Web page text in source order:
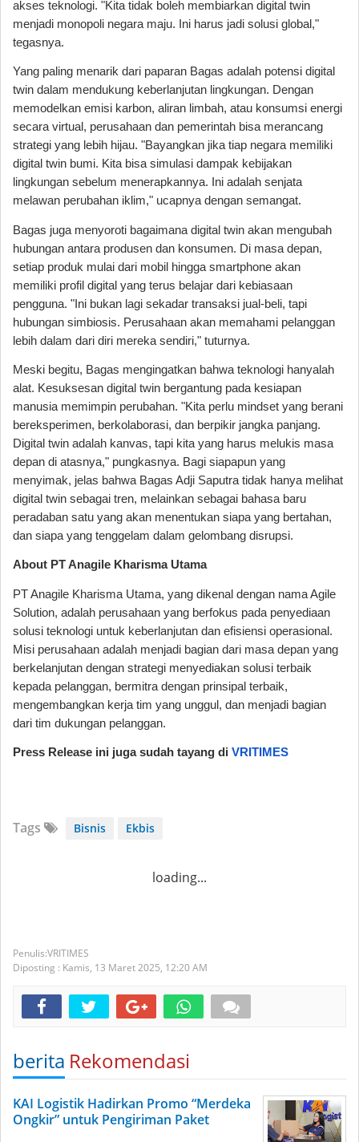
akses teknologi. "Kita tidak boleh membiarkan digital twin
menjadi monopoli negara maju. Ini harus jadi solusi global,"
tegasnya.
Yang paling menarik dari paparan Bagas adalah potensi digital
twin dalam mendukung keberlanjutan lingkungan. Dengan
memodelkan emisi karbon, aliran limbah, atau konsumsi energi
secara virtual, perusahaan dan pemerintah bisa merancang
strategi yang lebih hijau. "Bayangkan jika tiap negara memiliki
digital twin bumi. Kita bisa simulasi dampak kebijakan
lingkungan sebelum menerapkannya. Ini adalah senjata
melawan perubahan iklim," ucapnya dengan semangat.
Bagas juga menyoroti bagaimana digital twin akan mengubah
hubungan antara produsen dan konsumen. Di masa depan,
setiap produk mulai dari mobil hingga smartphone akan
memiliki profil digital yang terus belajar dari kebiasaan
pengguna. "Ini bukan lagi sekadar transaksi jual-beli, tapi
hubungan simbiosis. Perusahaan akan memahami pelanggan
lebih dalam dari diri mereka sendiri," tuturnya.
Meski begitu, Bagas mengingatkan bahwa teknologi hanyalah
alat. Kesuksesan digital twin bergantung pada kesiapan
manusia memimpin perubahan. "Kita perlu mindset yang berani
bereksperimen, berkolaborasi, dan berpikir jangka panjang.
Digital twin adalah kanvas, tapi kita yang harus melukis masa
depan di atasnya," pungkasnya. Bagi siapapun yang
menyimak, jelas bahwa Bagas Adji Saputra tidak hanya melihat
digital twin sebagai tren, melainkan sebagai bahasa baru
peradaban satu yang akan menentukan siapa yang bertahan,
dan siapa yang tenggelam dalam gelombang disrupsi.
About PT Anagile Kharisma Utama
PT Anagile Kharisma Utama, yang dikenal dengan nama Agile
Solution, adalah perusahaan yang berfokus pada penyediaan
solusi teknologi untuk keberlanjutan dan efisiensi operasional.
Misi perusahaan adalah menjadi bagian dari masa depan yang
berkelanjutan dengan strategi menyediakan solusi terbaik
kepada pelanggan, bermitra dengan prinsipal terbaik,
mengembangkan kerja tim yang unggul, dan menjadi bagian
dari tim dukungan pelanggan.
Press Release ini juga sudah tayang di VRITIMES
Tags Bisnis Ekbis
loading...
VRITIMES
Diposting : Kamis, 13 Maret 2025, 12:20 AM
berita Rekomendasi
KAI Logistik Hadirkan Promo “Merdeka
Ongkir” untuk Pengiriman Paket